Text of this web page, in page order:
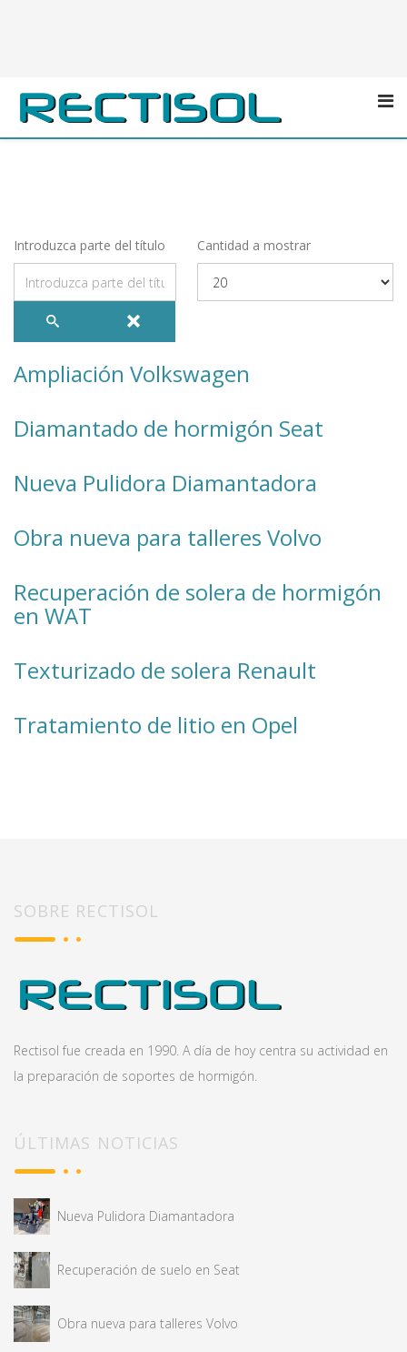
Introduzca parte del título Cantidad a mostrar
Ampliación Volkswagen
Diamantado de hormigón Seat
Nueva Pulidora Diamantadora
Obra nueva para talleres Volvo
Recuperación de solera de hormigón
en WAT
Texturizado de solera Renault
Tratamiento de litio en Opel
SOBRE RECTISOL
Rectisol fue creada en 1990. A día de hoy centra su actividad en
la preparación de soportes de hormigón.
ÚLTIMAS NOTICIAS
Nueva Pulidora Diamantadora
Recuperación de suelo en Seat
Obra nueva para talleres Volvo